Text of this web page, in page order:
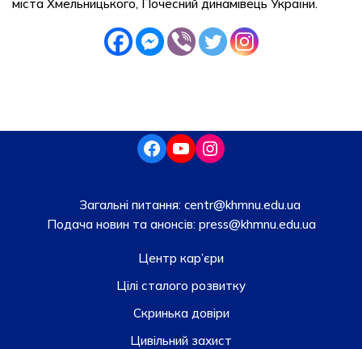
міста Хмельницького, Почесний динамівець України.
Загальні питання: centr@khmnu.edu.ua
Подача новин та анонсів:press@khmnu.edu.ua
Центр кар’єри
Цілі сталого розвитку
Скринька довiри
Цивільний захист